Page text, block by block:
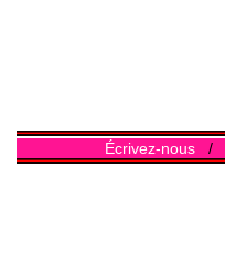
Écrivez-nous/